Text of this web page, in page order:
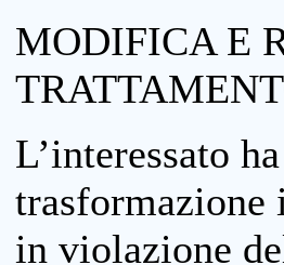
MODIFICA E
L’interessato
in violazione